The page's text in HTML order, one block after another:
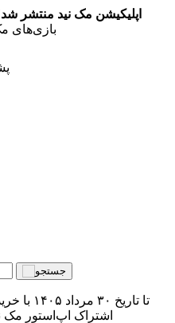
اپلیکیشن مک نید منتشر
بازی‌های
اشتراک اپ‌استور مک